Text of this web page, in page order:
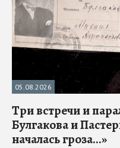
05.08.2026
Три встречи и
Булгакова и
началась гроза...»